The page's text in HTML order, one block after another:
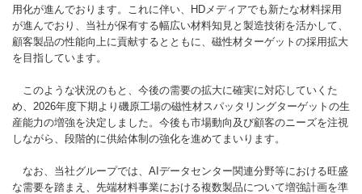
用化が進んでおります。これに伴い、HDメディアでも新たな材料採用
が進んでおり、当社が保有する幅広い材料知見と製造技術を活かして、
顧客製品の性能向上に貢献するとともに、磁性材ターゲットの採用拡大
を目指しています。
このような状況のもと、今後の需要の拡大に確実に対応していくた
め、2026年度下期より磯原工場の磁性材スパッタリングターゲットの生
産能力の増強を決定しました。今後も市場動向及び顧客のニーズを注視
しながら、段階的に供給体制の強化を進めてまいります。
なお、当社グループでは、AIデータセンター関連分野等における旺盛
な需要を踏まえ、先端材料事業における複数製品について増強計画を準